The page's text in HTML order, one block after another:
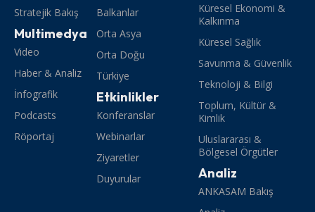
Stratejik Bakış
Multimedya
Video
Haber & Analiz
İnfografik
Podcasts
Röportaj
Balkanlar
Orta Asya
Orta Doğu
Türkiye
Etkinlikler
Konferanslar
Webinarlar
Ziyaretler
Duyurular
Küresel Ekonomi &
Kalkınma
Küresel Sağlık
Savunma & Güvenlik
Teknoloji & Bilgi
Toplum, Kültür &
Kimlik
Uluslararası &
Bölgesel Örgütler
Analiz
ANKASAM Bakış